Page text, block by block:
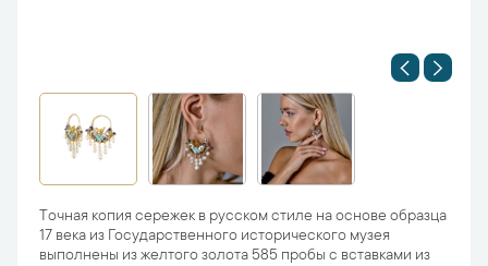
Точная копия сережек в русском стиле на основе образца
17 века из Государственного исторического музея
выполнены из желтого золота 585 пробы с вставками из